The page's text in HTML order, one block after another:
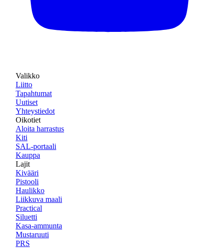
Valikko
Liitto
Tapahtumat
Uutiset
Yhteystiedot
Oikotiet
Aloita harrastus
Kiti
SAL-portaali
Kauppa
Lajit
Kivääri
Pistooli
Haulikko
Liikkuva maali
Practical
Siluetti
Kasa-ammunta
Mustaruuti
PRS